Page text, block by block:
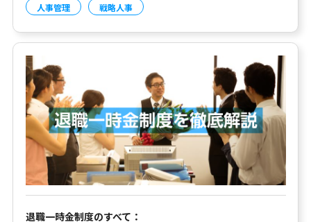
人事管理 戦略人事
退職一時金制度のすべて：